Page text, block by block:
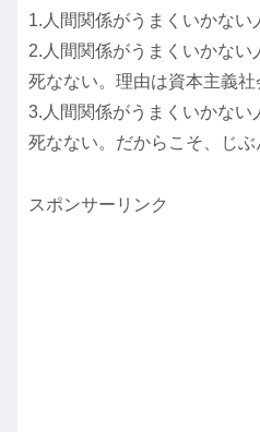
1.人間関係がうまくいかない
2.人間関係がうまくいかな
死なない。理由は資本主義社
3.人間関係がうまくいかない
死なない。だからこそ、じぶ
スポンサーリンク